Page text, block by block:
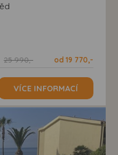
25 990,- od 19 770,-
VÍCE INFORMACÍ